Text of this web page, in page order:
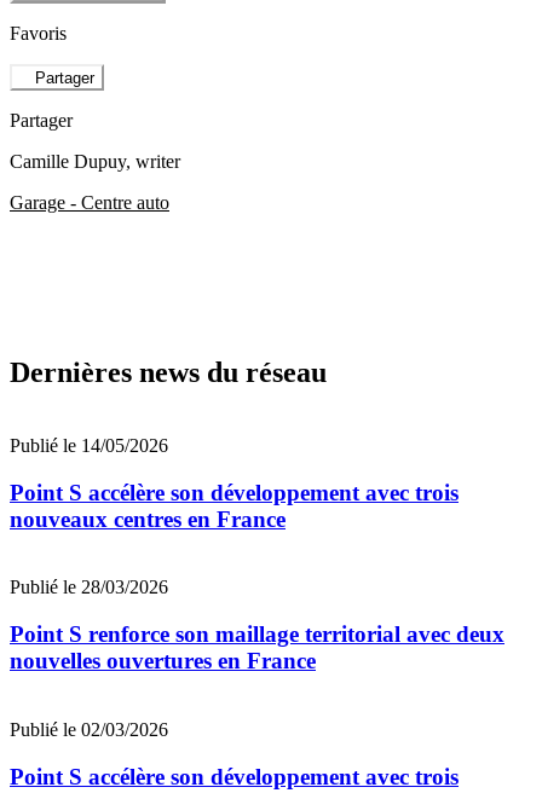
Favoris
Partager
Partager
Camille Dupuy, writer
Garage - Centre auto
Dernières news du réseau
Publié le 14/05/2026
Point S accélère son développement avec trois
nouveaux centres en France
Publié le 28/03/2026
Point S renforce son maillage territorial avec deux
nouvelles ouvertures en France
Publié le 02/03/2026
Point S accélère son développement avec trois